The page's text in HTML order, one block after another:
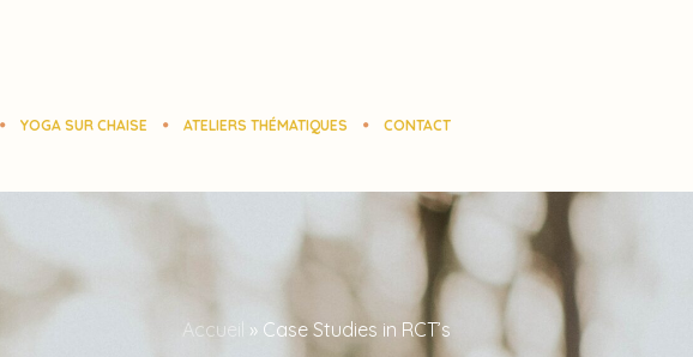
YOGA SUR CHAISE ATELIERS THÉMATIQUES CONTACT
Accueil » Case Studies in RCT’s